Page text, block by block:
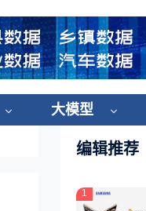
大模型
编辑推荐
1